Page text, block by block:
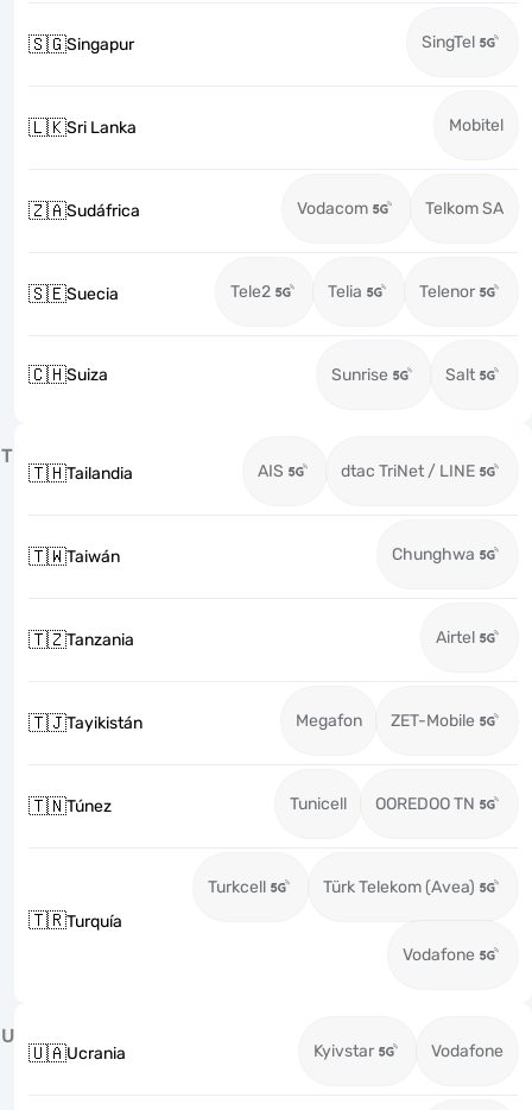
🇸🇬Singapur SingTel
🇱🇰Sri Lanka Mobitel
🇿🇦Sudáfrica Vodacom Telkom SA
🇸🇪Suecia Tele2 Telia Telenor
🇨🇭Suiza Sunrise Salt
T
🇹🇭Tailandia AIS dtac TriNet / LINE
🇹🇼Taiwán Chunghwa
🇹🇿Tanzania Airtel
🇹🇯Tayikistán Megafon ZET-Mobile
🇹🇳Túnez Tunicell OOREDOO TN
🇹🇷Turquía
Turkcell Türk Telekom (Avea)
Vodafone
U
🇺🇦Ucrania Kyivstar Vodafone